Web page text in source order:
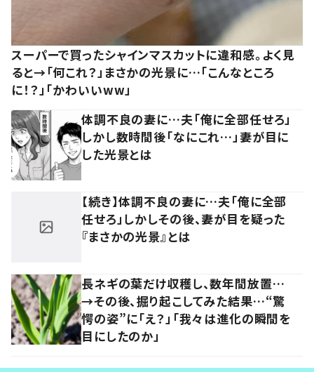
スーパーで買ったシャインマスカットに違和感。よく見
ると→「何これ？」まさかの光景に…「こんなところ
に！？」「かわいいww」
体調不良の妻に…夫「俺に全部任せろ」
しかし数時間後「なにこれ…」妻が目に
した光景とは
【続き】体調不良の妻に…夫「俺に全部
任せろ」しかしその後、妻が目を疑った
『まさかの光景』とは
長ネギの葉だけ収穫し、数年間放置…
→その後、掘り起こしてみた結果…“驚
愕の姿”に「え？」「我々は進化の瞬間を
目にしたのか」